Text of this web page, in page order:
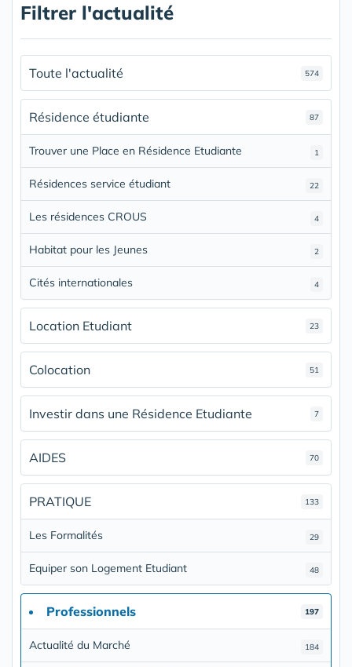
Filtrer l'actualité
Toute l'actualité 574
Résidence étudiante 87
Trouver une Place en Résidence Etudiante 1
Résidences service étudiant 22
Les résidences CROUS 4
Habitat pour les Jeunes 2
Cités internationales 4
Location Etudiant 23
Colocation 51
Investir dans une Résidence Etudiante 7
AIDES 70
PRATIQUE 133
Les Formalités 29
Equiper son Logement Etudiant 48
Professionnels 197
Actualité du Marché 184